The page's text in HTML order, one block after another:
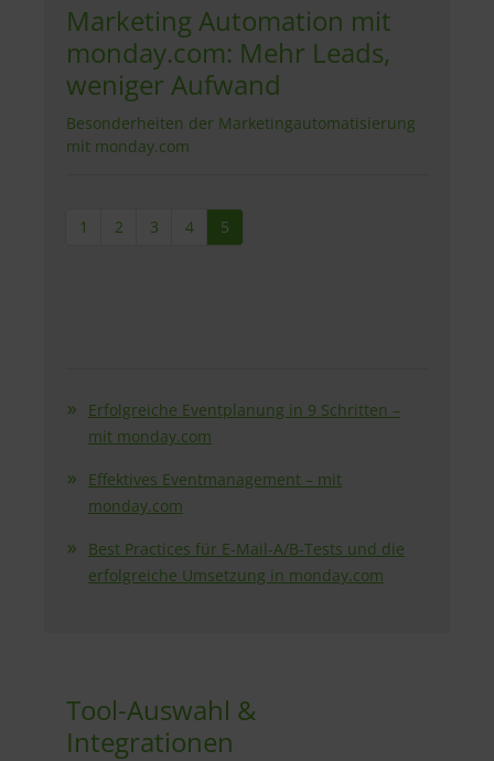
Marketing Automation mit
monday.com: Mehr Leads,
weniger Aufwand
Besonderheiten der Marketingautomatisierung
mit monday.com
1 2 3 4 5
Erfolgreiche Eventplanung in 9 Schritten –
mit monday.com
Effektives Eventmanagement – mit
monday.com
Best Practices für E-Mail-A/B-Tests und die
erfolgreiche Umsetzung in monday.com
Tool-Auswahl &
Integrationen